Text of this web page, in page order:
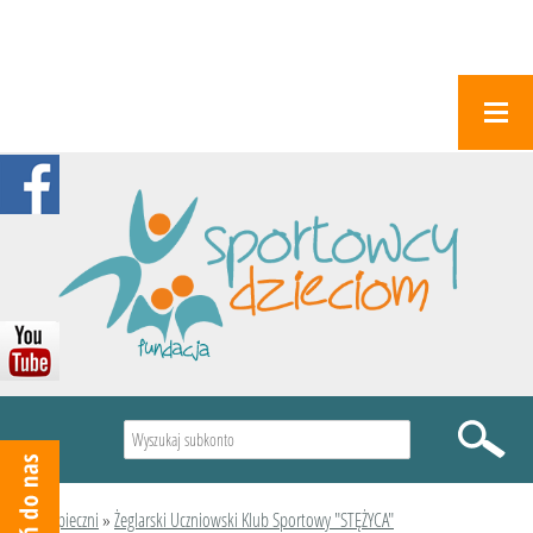
Podopieczni»Żeglarski Uczniowski Klub Sportowy "STĘŻYCA"